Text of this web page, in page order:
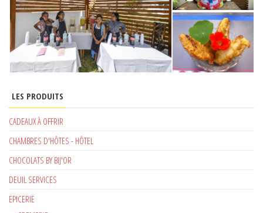
LES PRODUITS
CADEAUX À OFFRIR
CHAMBRES D'HÔTES - HÔTEL
CHOCOLATS BY BIJ'OR
DEUIL SERVICES
EPICERIE